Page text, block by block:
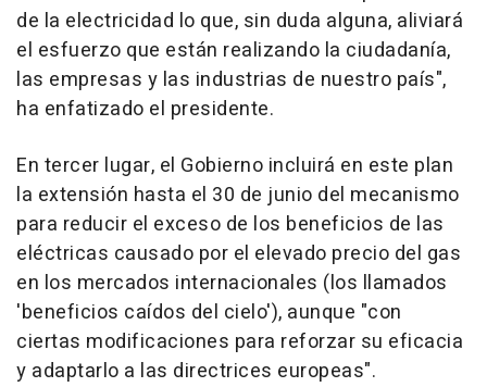
de la electricidad lo que, sin duda alguna, aliviará
el esfuerzo que están realizando la ciudadanía,
las empresas y las industrias de nuestro país",
ha enfatizado el presidente.
En tercer lugar, el Gobierno incluirá en este plan
la extensión hasta el 30 de junio del mecanismo
para reducir el exceso de los beneficios de las
eléctricas causado por el elevado precio del gas
en los mercados internacionales (los llamados
'beneficios caídos del cielo'), aunque "con
ciertas modificaciones para reforzar su eficacia
y adaptarlo a las directrices europeas".